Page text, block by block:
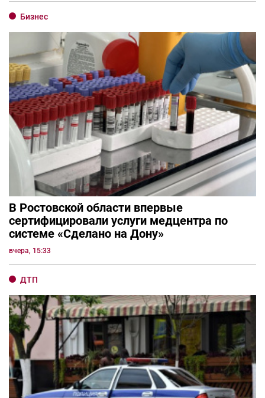
Бизнес
В Ростовской области впервые
сертифицировали услуги медцентра по
системе «Сделано на Дону»
вчера, 15:33
ДТП